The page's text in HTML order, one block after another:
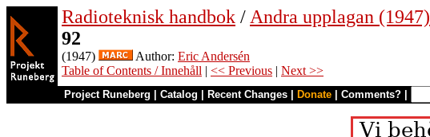
Radioteknisk handbok / Andra upplagan (1947)
92
(1947) Author: Eric Andersén
Table of Contents / Innehåll | << Previous | Next >>
Project Runeberg Catalog Recent Changes Donate Comments?